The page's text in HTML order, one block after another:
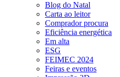
Blog do Natal
Carta ao leitor
Comprador procura
Eficiência energética
Em alta
ESG
FEIMEC 2024
Feiras e eventos